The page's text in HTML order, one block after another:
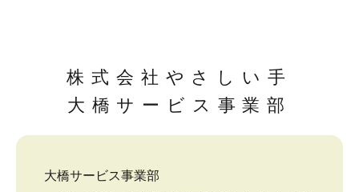
株式会社やさしい手
大橋サービス事業部
大橋サービス事業部